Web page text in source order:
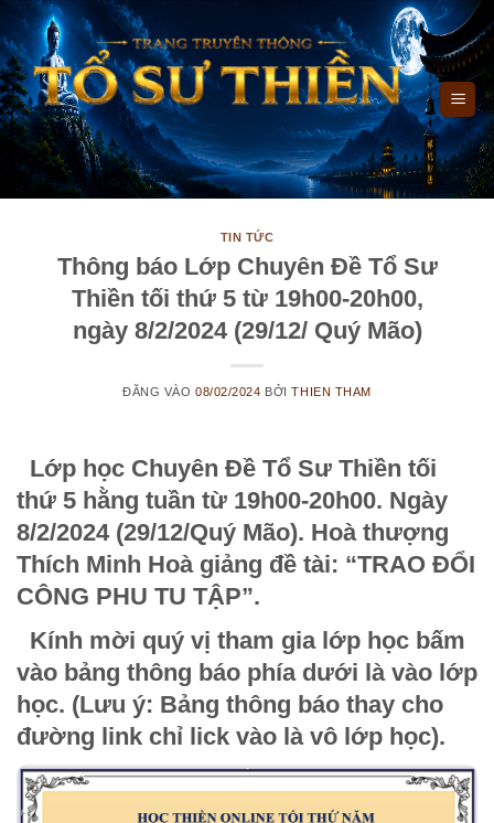
qua
nội
dung
TIN TỨC
Thông báo Lớp Chuyên Đề Tổ Sư
Thiền tối thứ 5 từ 19h00-20h00,
ngày 8/2/2024 (29/12/ Quý Mão)
ĐĂNG VÀO 08/02/2024 BỞITHIEN THAM
Lớp học Chuyên Đề Tổ Sư Thiền tối
thứ 5 hằng tuần từ 19h00-20h00. Ngày
8/2/2024 (29/12/Quý Mão). Hoà thượng
Thích Minh Hoà giảng đề tài: “TRAO ĐỔI
CÔNG PHU TU TẬP”.
Kính mời quý vị tham gia lớp học bấm
vào bảng thông báo phía dưới là vào lớp
học. (Lưu ý: Bảng thông báo thay cho
đường link chỉ lick vào là vô lớp học).